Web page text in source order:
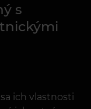
s
ich vlastnosti